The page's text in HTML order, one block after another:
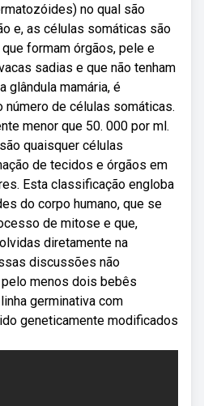
no qual são
e, as células somáticas são
formam órgãos, pele e
sadias e que não tenham
glândula mamária, é
número de células somáticas.
menor que 50. 000 por ml.
quaisquer células
de tecidos e órgãos em
Esta classificação engloba
do corpo humano, que se
de mitose e que,
diretamente na
discussões não
menos dois bebês
germinativa com
geneticamente modificados